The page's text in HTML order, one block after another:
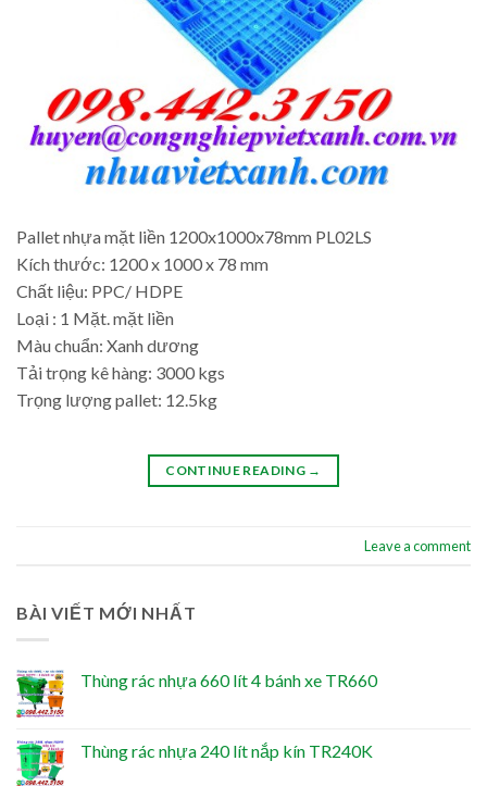
Pallet nhựa mặt liền 1200x1000x78mm PL02LS
Kích thước: 1200 x 1000 x 78 mm
Chất liệu: PPC/ HDPE
Loại : 1 Mặt. mặt liền
Màu chuẩn: Xanh dương
Tải trọng kê hàng: 3000 kgs
Trọng lượng pallet: 12.5kg
CONTINUE READING →
Leave a comment
BÀI VIẾT MỚI NHẤT
Thùng rác nhựa 660 lít 4 bánh xe TR660
Thùng rác nhựa 240 lít nắp kín TR240K